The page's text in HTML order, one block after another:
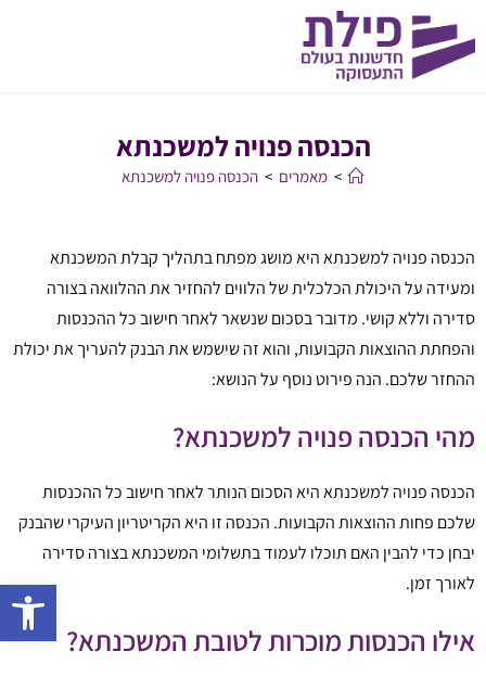
הכנסה פנויה למשכנתא
> מאמרים > הכנסה פנויה למשכנתא
הכנסה פנויה למשכנתא היא מושג מפתח בתהליך קבלת המשכנתא
ומעידה על היכולת הכלכלית של הלווים להחזיר את ההלוואה בצורה
סדירה וללא קושי. מדובר בסכום שנשאר לאחר חישוב כל ההכנסות
והפחתת ההוצאות הקבועות, והוא זה שישמש את הבנק להעריך את יכולת
ההחזר שלכם. הנה פירוט נוסף על הנושא:
מהי הכנסה פנויה למשכנתא?
הכנסה פנויה למשכנתא היא הסכום הנותר לאחר חישוב כל ההכנסות
שלכם פחות ההוצאות הקבועות. הכנסה זו היא הקריטריון העיקרי שהבנק
יבחן כדי להבין האם תוכלו לעמוד בתשלומי המשכנתא בצורה סדירה
לאורך זמן.
אילו הכנסות מוכרות לטובת המשכנתא?